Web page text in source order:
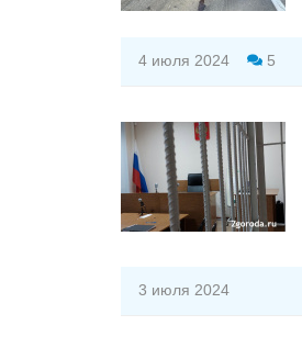
4 июля 2024 5
3 июля 2024